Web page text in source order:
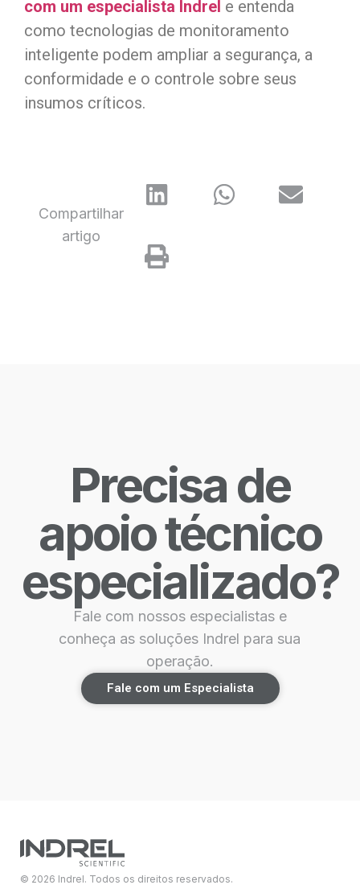
com um especialista Indrel e entenda
como tecnologias de monitoramento
inteligente podem ampliar a segurança, a
conformidade e o controle sobre seus
insumos críticos.
Compartilhar
artigo
Precisa de
apoio técnico
especializado?
Fale com nossos especialistas e
conheça as soluções Indrel para sua
operação.
Fale com um Especialista
© 2026 Indrel. Todos os direitos reservados.